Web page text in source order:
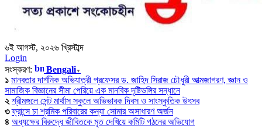
৬ই আগস্ট, ২০২৬ খ্রিস্টাব্দ
Login
সংস্করণ:
Bengali▼
১ মানবতার দার্শনিক অভিযাত্রী প্রফেসর ড. জাহিদ সিরাজ চৌধুরী আত্মজাগরণ, জ্ঞান ও
সামাজিক বিজ্ঞানের সীমা পেরিয়ে এক মানবিক দৃষ্টিভঙ্গির সন্ধানে
২ শ্রীমঙ্গলে সেন্ট মার্থাস স্কুলে অভিভাবক দিবস ও সাংস্কৃতিক উৎসব
৩ ফ্রান্সে চা শ্রমিক পরিবারের কন্যা সোমার অসাধারণ অর্জন
৪ অধ্যক্ষের বিরুদ্ধে জীবিতকে মৃত দেখিয়ে কমিটি গঠনের অভিযোগ